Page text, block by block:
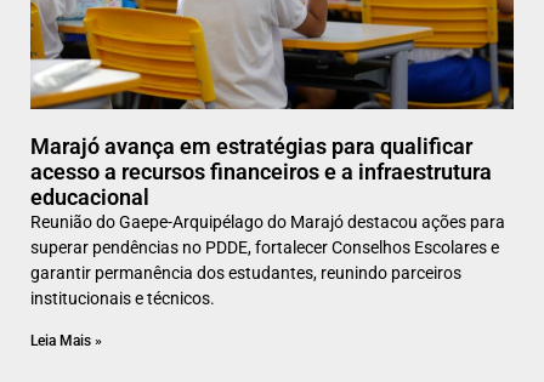
Marajó avança em estratégias para qualificar
acesso a recursos financeiros e a infraestrutura
educacional
Reunião do Gaepe-Arquipélago do Marajó destacou ações para
superar pendências no PDDE, fortalecer Conselhos Escolares e
garantir permanência dos estudantes, reunindo parceiros
institucionais e técnicos.
Leia Mais »